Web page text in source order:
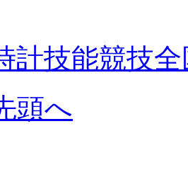
計技能競技
頭へ